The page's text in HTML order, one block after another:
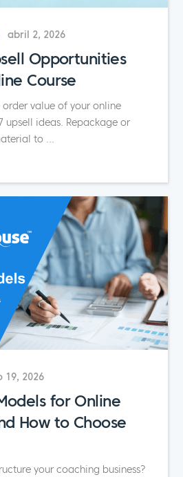
abril 2, 2026
Opportunities
Course
order value of your online
upsell ideas. Repackage or
to ...
19, 2026
for Online
How to Choose
your coaching business?